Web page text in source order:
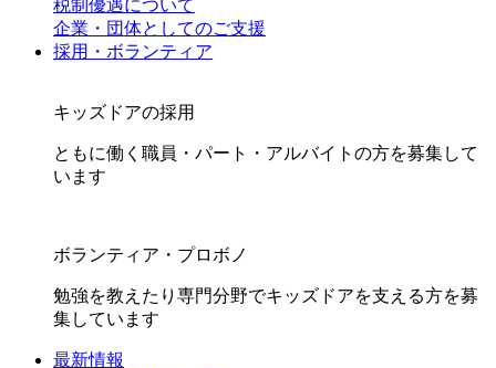
税制優遇について
企業・団体としてのご支援
採用・ボランティア
キッズドアの採用
ともに働く職員・パート・アルバイトの方を募集して
います
ボランティア・プロボノ
勉強を教えたり専門分野でキッズドアを支える方を募
集しています
最新情報